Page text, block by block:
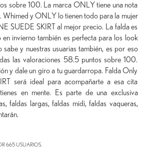
sobre 100. La marca ONLY tiene una nota
Whimed y ONLY lo tienen todo para la mujer
SUEDE SKIRT al mejor precio. La falda es
en invierno también es perfecta para los look
y nuestras usuarias también, es por eso
las valoraciones 58.5 puntos sobre 100.
y dale un giro a tu guardarropa. Falda Only
será ideal para acompañarte a esa cita
en mente. Es parte de una exclusiva
faldas largas, faldas midi, faldas vaqueras,
665 USUARIOS.